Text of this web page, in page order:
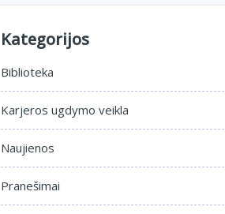
Kategorijos
Biblioteka
Karjeros ugdymo veikla
Naujienos
Pranešimai